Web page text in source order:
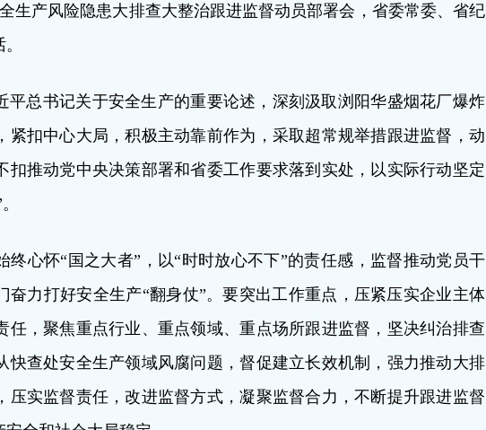
生产风险隐患大排查大整治跟进监督动员部署会，省委常委、省纪
平总书记关于安全生产的重要论述，深刻汲取浏阳华盛烟花厂爆炸
紧扣中心大局，积极主动靠前作为，采取超常规举措跟进监督，动
推动党中央决策部署和省委工作要求落到实处，以实际行动坚定
心怀“国之大者”，以“时时放心不下”的责任感，监督推动党员干
力打好安全生产“翻身仗”。要突出工作重点，压紧压实企业主体
任，聚焦重点行业、重点领域、重点场所跟进监督，坚决纠治排查
快查处安全生产领域风腐问题，督促建立长效机制，强力推动大排
压实监督责任，改进监督方式，凝聚监督合力，不断提升跟进监督